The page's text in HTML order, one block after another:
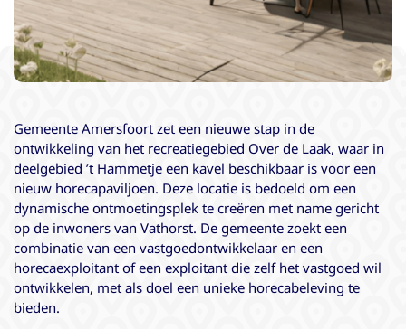
Gemeente Amersfoort zet een nieuwe stap in de
ontwikkeling van het recreatiegebied Over de Laak, waar in
deelgebied ’t Hammetje een kavel beschikbaar is voor een
nieuw horecapaviljoen. Deze locatie is bedoeld om een
dynamische ontmoetingsplek te creëren met name gericht
op de inwoners van Vathorst. De gemeente zoekt een
combinatie van een vastgoedontwikkelaar en een
horecaexploitant of een exploitant die zelf het vastgoed wil
ontwikkelen, met als doel een unieke horecabeleving te
bieden.